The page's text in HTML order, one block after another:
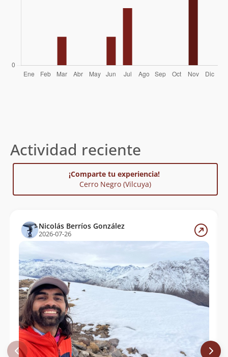
Actividad reciente
¡Comparte tu experiencia!
Cerro Negro (Vilcuya)
Nicolás Berríos González
2026-07-26